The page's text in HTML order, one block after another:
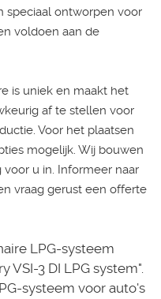
speciaal ontworpen voor
voldoen aan de
is uniek en maakt het
af te stellen voor
Voor het plaatsen
mogelijk. Wij bouwen
u in. Informeer naar
vraag gerust een offerte
LPG-systeem
3 DI LPG system".
systeem voor auto's